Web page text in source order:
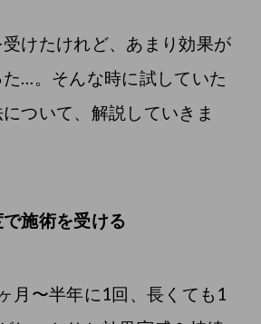
けたけれど、あまり効果が
…。そんな時に試していた
ついて、解説していきま
施術を受ける
月〜半年に1回、長くても1